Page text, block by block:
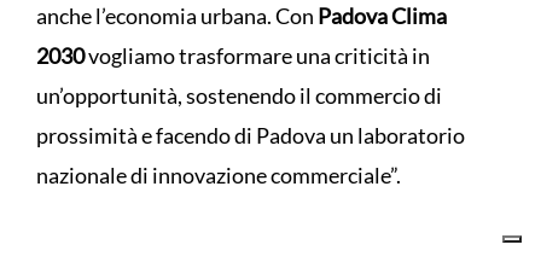
anche l’economia urbana. Con Padova Clima
2030vogliamo trasformare una criticità in
un’opportunità, sostenendo il commercio di
prossimità e facendo di Padova un laboratorio
nazionale di innovazione commerciale”.